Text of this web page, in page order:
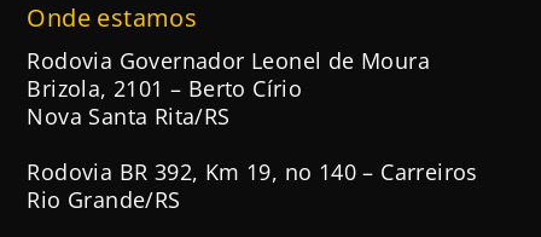
Onde estamos
Rodovia Governador Leonel de Moura
Brizola, 2101 – Berto Círio
Nova Santa Rita/RS
Rodovia BR 392, Km 19, no 140 – Carreiros
Rio Grande/RS